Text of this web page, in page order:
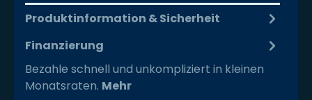
Produktinformation & Sicherheit
Finanzierung
Bezahle schnell und unkompliziert in kleinen
Monatsraten. Mehr